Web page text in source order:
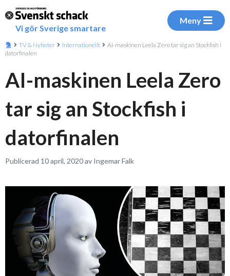
Vi gör Sverige smartare
Meny
TV & Nyheter Internationellt
AI-maskinen Leela Zero tar sig an Stockfish i
datorfinalen
AI-maskinen Leela Zero
tar sig an Stockfish i
datorfinalen
Publicerad 10 april, 2020 av Ingemar Falk